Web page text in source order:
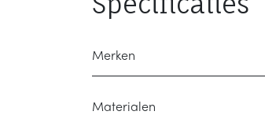
Merken
Materialen